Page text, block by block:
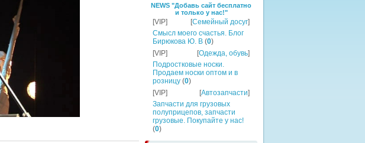
NEWS "Добавь сайт бесплатно
и только у нас!"
[VIP] [Семейный досуг]
Смысл моего счастья. Блог
Бирюкова Ю. В (0)
[VIP]
[Одежда, обувь]
Подростковые носки.
Продаем носки оптом и в
розницу (0)
[VIP]
[Автозапчасти]
Запчасти для грузовых
полуприцепов, запчасти
грузовые. Покупайте у нас!
(0)